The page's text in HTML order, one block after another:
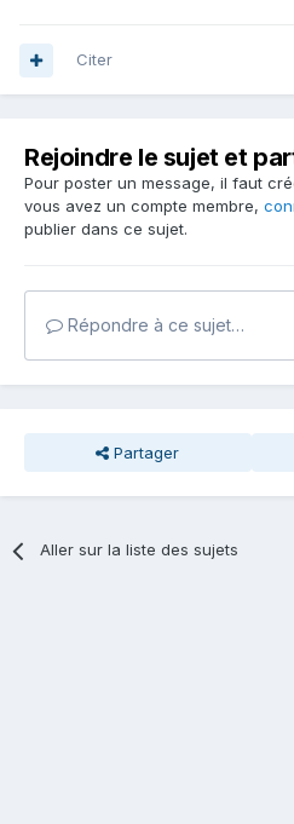
Citer
Rejoindre le sujet et
Pour poster un message, il faut
vous avez un compte membre,
publier dans ce sujet.
Répondre à ce sujet…
Partager
Aller sur la liste des sujets